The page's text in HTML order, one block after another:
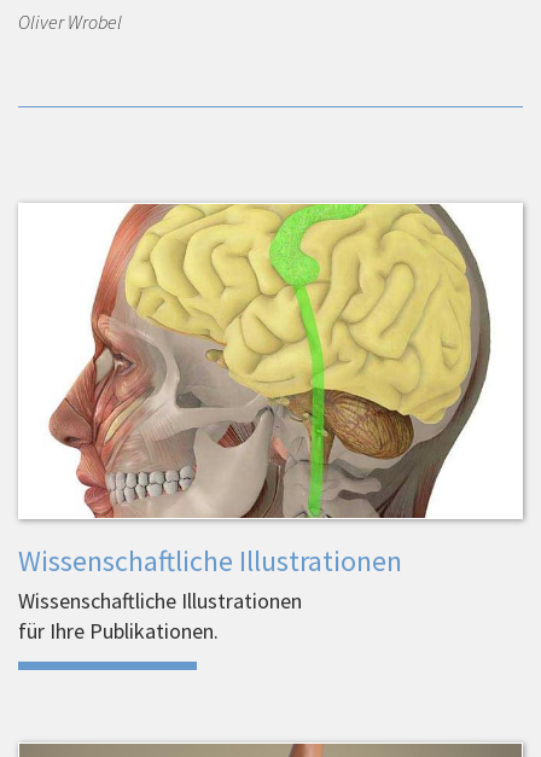
Oliver Wrobel
Wissenschaftliche Illustrationen
Wissenschaftliche Illustrationen
für Ihre Publikationen.